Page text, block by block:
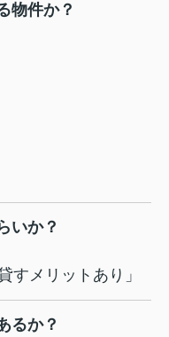
物件か？
いか？
すメリットあり」
るか？